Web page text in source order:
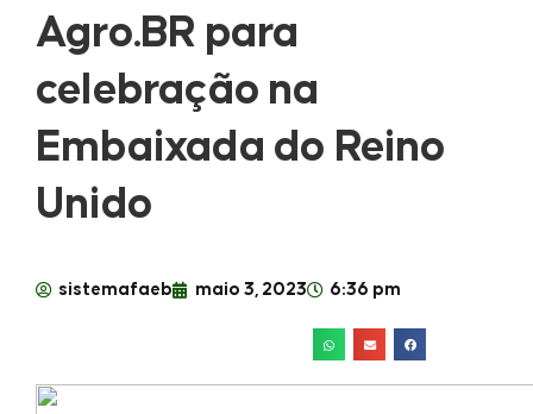
Agro.BR para
celebração na
Embaixada do Reino
Unido
sistemafaeb maio 3, 2023 6:36 pm